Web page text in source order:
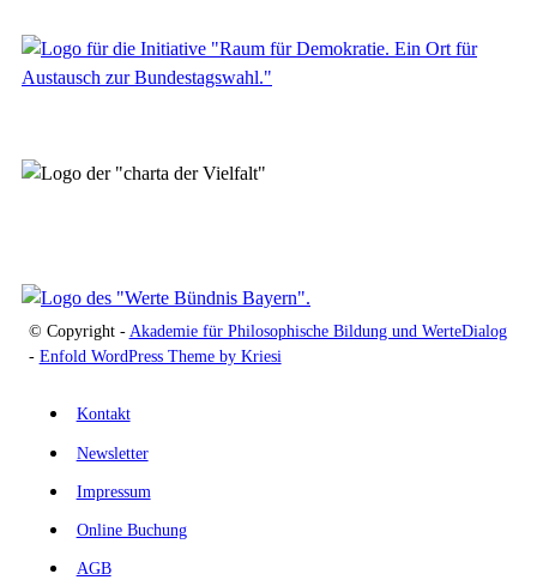
© Copyright - Akademie für Philosophische Bildung und WerteDialog
- Enfold WordPress Theme by Kriesi
Kontakt
Newsletter
Impressum
Online Buchung
AGB